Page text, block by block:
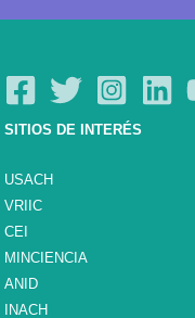
SITIOS DE INTERÉS
USACH
VRIIC
CEI
MINCIENCIA
ANID
INACH